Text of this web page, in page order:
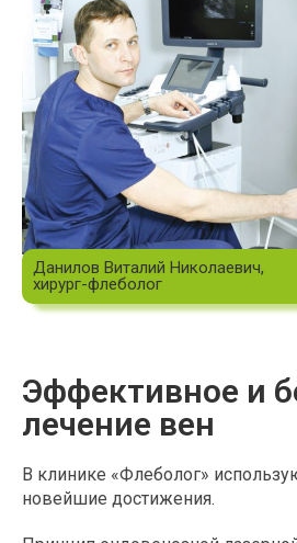
Данилов Виталий Николаевич,
хирург-флеболог
Эффективное и
лечение вен
В клинике «Флеболог»
новейшие достижения.